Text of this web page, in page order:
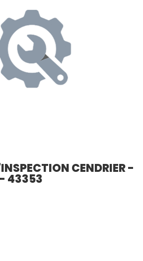
CENDRIER -
43353